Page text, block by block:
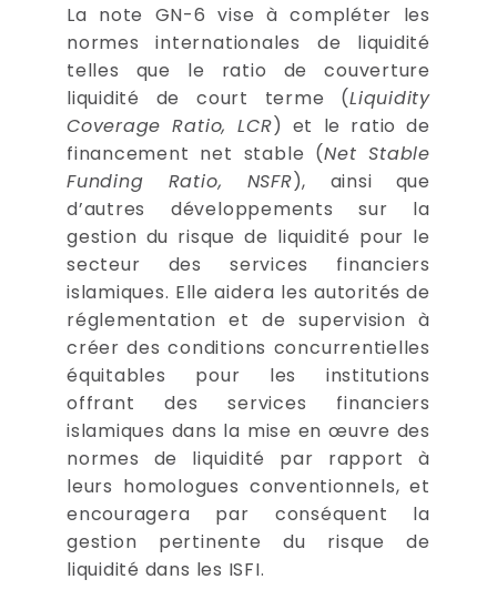
La note GN-6 vise à compléter les
normes internationales de liquidité
telles que le ratio de couverture
liquidité de court terme (Liquidity
Coverage Ratio, LCR) et le ratio de
financement net stable (Net Stable
Funding Ratio, NSFR), ainsi que
d’autres développements sur la
gestion du risque de liquidité pour le
secteur des services financiers
islamiques. Elle aidera les autorités de
réglementation et de supervision à
créer des conditions concurrentielles
équitables pour les institutions
offrant des services financiers
islamiques dans la mise en œuvre des
normes de liquidité par rapport à
leurs homologues conventionnels, et
encouragera par conséquent la
gestion pertinente du risque de
liquidité dans les ISFI.